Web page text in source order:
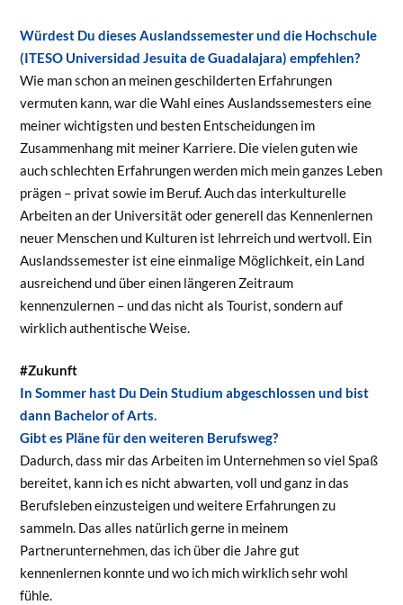
Würdest Du dieses Auslandssemester und die Hochschule
(ITESO Universidad Jesuita de Guadalajara) empfehlen?
Wie man schon an meinen geschilderten Erfahrungen
vermuten kann, war die Wahl eines Auslandssemesters eine
meiner wichtigsten und besten Entscheidungen im
Zusammenhang mit meiner Karriere. Die vielen guten wie
auch schlechten Erfahrungen werden mich mein ganzes Leben
prägen – privat sowie im Beruf. Auch das interkulturelle
Arbeiten an der Universität oder generell das Kennenlernen
neuer Menschen und Kulturen ist lehrreich und wertvoll. Ein
Auslandssemester ist eine einmalige Möglichkeit, ein Land
ausreichend und über einen längeren Zeitraum
kennenzulernen – und das nicht als Tourist, sondern auf
wirklich authentische Weise.
#Zukunft
In Sommer hast Du Dein Studium abgeschlossen und bist
dann Bachelor of Arts.
Gibt es Pläne für den weiteren Berufsweg?
Dadurch, dass mir das Arbeiten im Unternehmen so viel Spaß
bereitet, kann ich es nicht abwarten, voll und ganz in das
Berufsleben einzusteigen und weitere Erfahrungen zu
sammeln. Das alles natürlich gerne in meinem
Partnerunternehmen, das ich über die Jahre gut
kennenlernen konnte und wo ich mich wirklich sehr wohl
fühle.